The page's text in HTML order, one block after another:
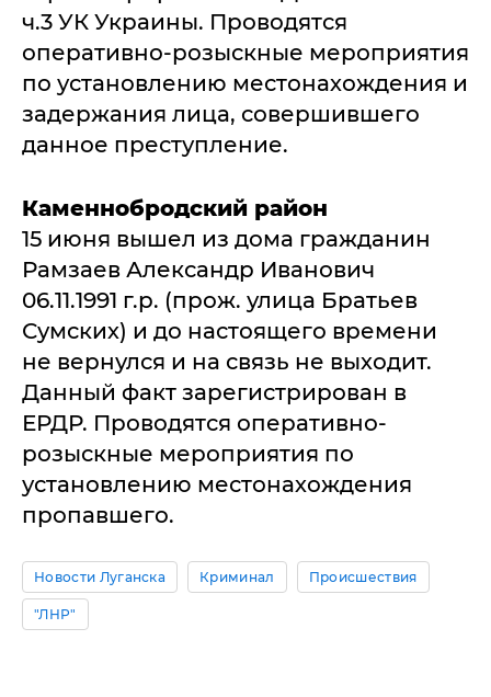
ч.3 УК Украины. Проводятся
оперативно-розыскные мероприятия
по установлению местонахождения и
задержания лица, совершившего
данное преступление.
Каменнобродский район
15 июня вышел из дома гражданин
Рамзаев Александр Иванович
06.11.1991 г.р. (прож. улица Братьев
Сумских) и до настоящего времени
не вернулся и на связь не выходит.
Данный факт зарегистрирован в
ЕРДР. Проводятся оперативно-
розыскные мероприятия по
установлению местонахождения
пропавшего.
Новости Луганска Криминал Происшествия
"ЛНР"